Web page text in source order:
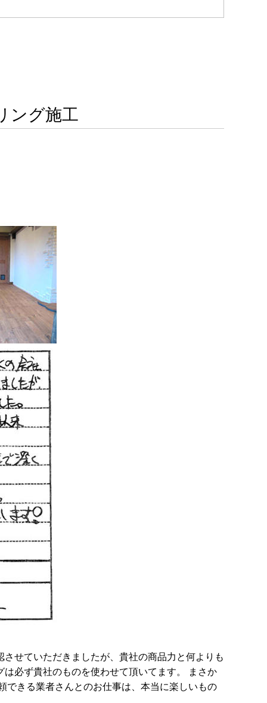
ング施工
せていただきましたが、貴社の商品力と何よりも
必ず貴社のものを使わせて頂いてます。 まさか
きる業者さんとのお仕事は、本当に楽しいもの